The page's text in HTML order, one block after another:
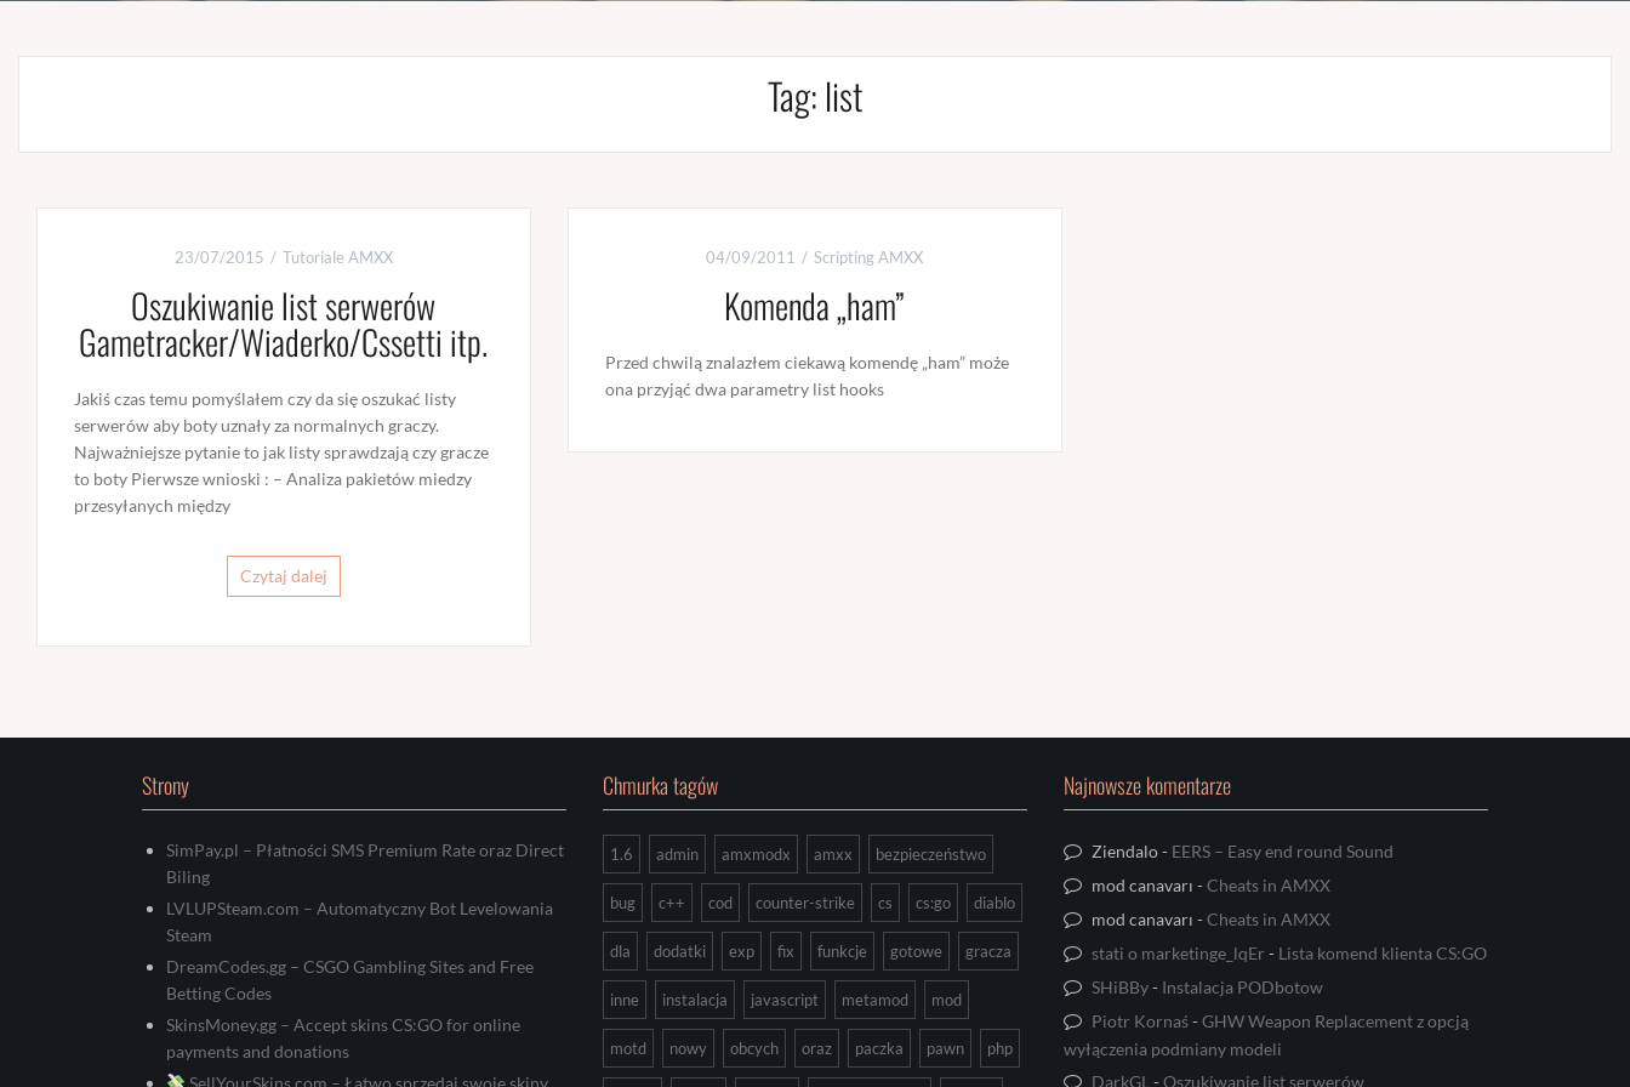
Tag: list
23/07/2015 Tutoriale AMXX
Oszukiwanie list serwerów
Gametracker/Wiaderko/Cssetti itp.
Jakiś czas temu pomyślałem czy da się oszukać listy
serwerów aby boty uznały za normalnych graczy.
Najważniejsze pytanie to jak listy sprawdzają czy gracze
to boty Pierwsze wnioski : – Analiza pakietów miedzy
przesyłanych między
Czytaj dalej
04/09/2011 Scripting AMXX
Komenda „ham”
Przed chwilą znalazłem ciekawą komendę „ham” może
ona przyjąć dwa parametry list hooks
Strony
SimPay.pl – Płatności SMS Premium Rate oraz Direct
Biling
LVLUPSteam.com – Automatyczny Bot Levelowania
Steam
DreamCodes.gg – CSGO Gambling Sites and Free
Betting Codes
SkinsMoney.gg – Accept skins CS:GO for online
payments and donations
SellYourSkins.com – Łatwo sprzedaj swoje skiny
Chmurka tagów
1.6 admin amxmodx amxx bezpieczeństwo
bug c++ cod counter-strike cs cs:go diablo
dla dodatki exp fix funkcje gotowe gracza
inne instalacja javascript metamod mod
motd nowy obcych oraz paczka pawn php
Najnowsze komentarze
Ziendalo- EERS – Easy end round Sound
mod canavarı -Cheats in AMXX
mod canavarı -Cheats in AMXX
stati o marketinge_lqEr - Lista komend klienta CS:GO
SHiBBy- Instalacja PODbotow
Piotr Kornaś-GHW Weapon Replacement z opcją
wyłączenia podmiany modeli
DarkGL -Oszukiwanie list serwerów